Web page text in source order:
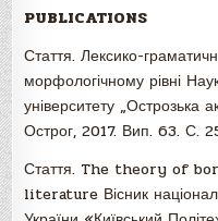
PUBLICATIONS
Стаття. Лексико-
морфологічному рівні
університету „Острозька
Острог, 2017. Вип. 63. С.
Стаття. The theory of
literature Вісник